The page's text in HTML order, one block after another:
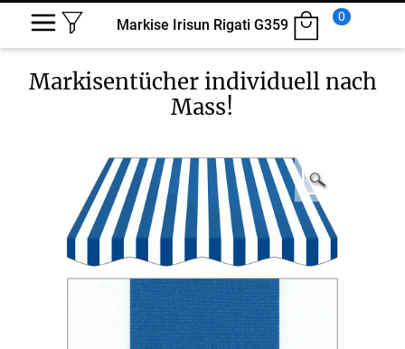
Markise Irisun Rigati G359
0
Markisentücher individuell nach
Mass!